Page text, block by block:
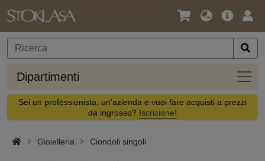
Lingua
Valuta
Offerta
Dipartimenti
Sei un professionista, un'azienda e vuoi fare acquisti a prezzi
da ingrosso? Iscrizione!
Gioielleria Ciondoli singoli